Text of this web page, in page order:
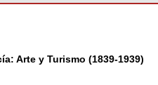
Arte y Turismo (1839-1939)